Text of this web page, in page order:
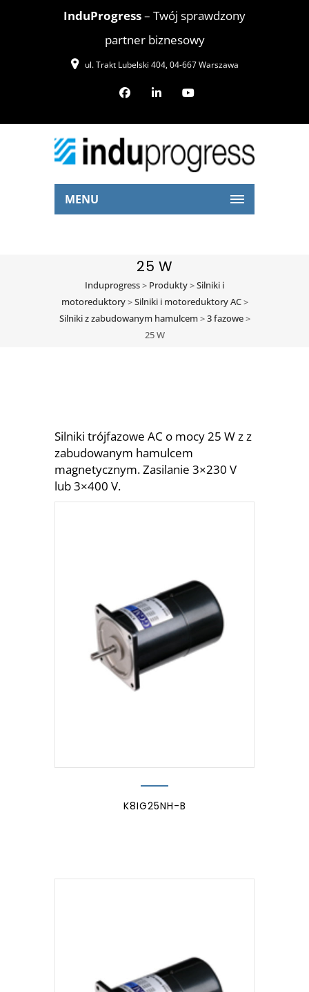
InduProgress– Twój sprawdzony
partner biznesowy
ul. Trakt Lubelski 404, 04-667 Warszawa
MENU
25 W
Induprogress> Produkty>Silniki i
motoreduktory>Silniki i motoreduktory AC>
Silniki z zabudowanym hamulcem>3 fazowe>
25 W
Silniki trójfazowe AC o mocy 25 W z z
zabudowanym hamulcem
magnetycznym. Zasilanie 3×230 V
lub 3×400 V.
K8IG25NH-B